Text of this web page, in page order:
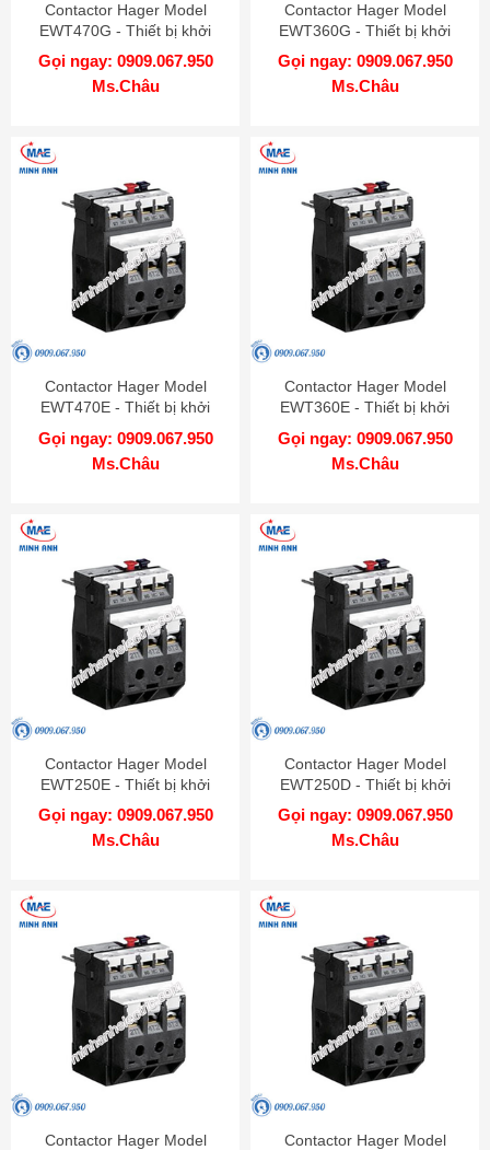
Contactor Hager Model
EWT470G - Thiết bị khởi
động từ
Gọi ngay: 0909.067.950
Ms.Châu
Contactor Hager Model
EWT360G - Thiết bị khởi
động từ
Gọi ngay: 0909.067.950
Ms.Châu
Contactor Hager Model
EWT470E - Thiết bị khởi
động từ
Gọi ngay: 0909.067.950
Ms.Châu
Contactor Hager Model
EWT360E - Thiết bị khởi
động từ
Gọi ngay: 0909.067.950
Ms.Châu
Contactor Hager Model
EWT250E - Thiết bị khởi
động từ
Gọi ngay: 0909.067.950
Ms.Châu
Contactor Hager Model
EWT250D - Thiết bị khởi
động từ
Gọi ngay: 0909.067.950
Ms.Châu
Contactor Hager Model
Contactor Hager Model